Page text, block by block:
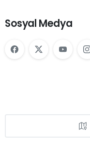
Sosyal Medya